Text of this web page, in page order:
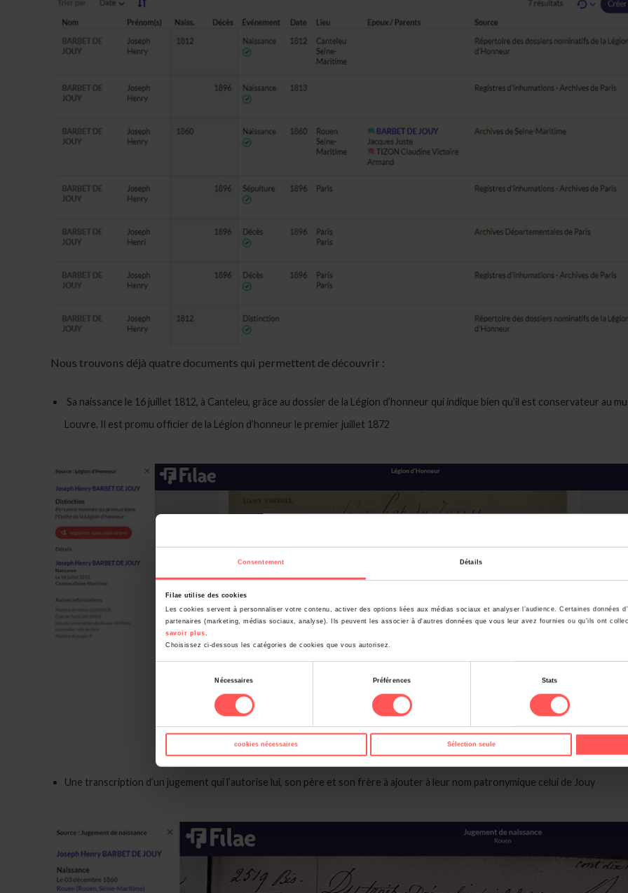
Consentement Détails
Filae utilise des cookies
Les cookies servent à personnaliser votre contenu, activer des options liées aux médias sociaux et analyser l’audience. Certaines données
partenaires (marketing, médias sociaux, analyse). Ils peuvent les associer à d'autres données que vous leur avez fournies ou qu'ils ont
savoir plus
Choisissez ci-dessous les catégories de cookies que vous autorisez.
Nécessaires Préférences Stats
cookies nécessaires Sélection seule
Nous trouvons déjà quatre documents qui permettent de découvrir :
Sa naissance le 16 juillet 1812, à Canteleu, grâce au dossier de la Légion d’honneur qui indique bien qu’il est conservateur au
Louvre. Il est promu officier de la Légion d’honneur le premier juillet 1872
Une transcription d’un jugement qui l’autorise lui, son père et son frère à ajouter à leur nom patronymique celui de Jouy